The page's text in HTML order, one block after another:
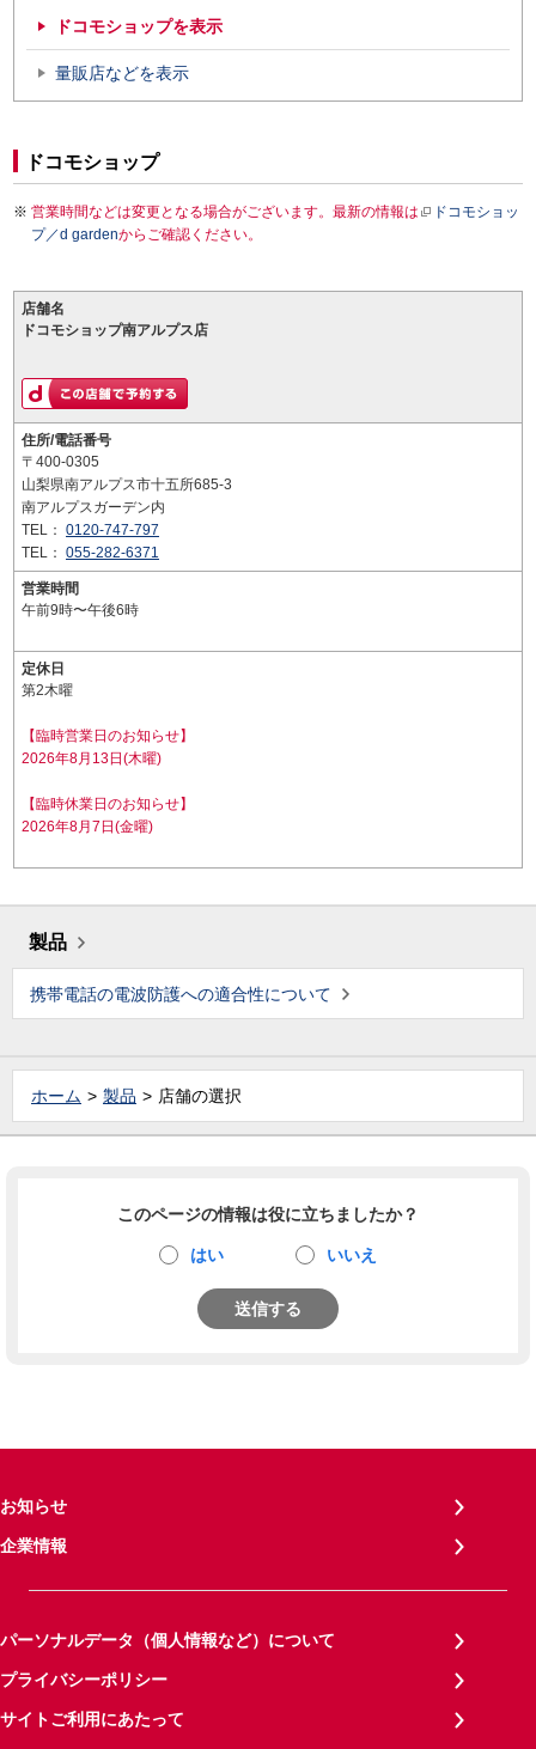
ドコモショップを表示
量販店などを表示
ドコモショップ
営業時間などは変更となる場合がございます。最新の情報は
ドコモショッ
プ／d gardenからご確認ください。
店舗名
ドコモショップ南アルプス店
住所/電話番号
〒400-0305
山梨県南アルプス市十五所685-3
南アルプスガーデン内
TEL： 0120-747-797
TEL： 055-282-6371
営業時間
午前9時〜午後6時
定休日
第2木曜
【臨時営業日のお知らせ】
2026年8月13日(木曜)
【臨時休業日のお知らせ】
2026年8月7日(金曜)
製品
携帯電話の電波防護への適合性について
ホーム 製品 店舗の選択
このページの情報は役に立ちましたか？
はい いいえ
送信する
お知らせ
企業情報
パーソナルデータ（個人情報など）について
プライバシーポリシー
サイトご利用にあたって